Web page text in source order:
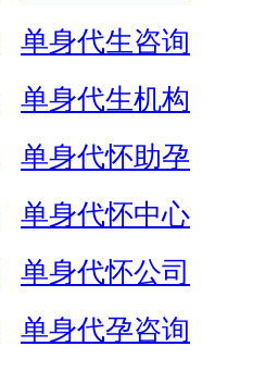
单身代生咨询
单身代生机构
单身代怀助孕
单身代怀中心
单身代怀公司
单身代孕咨询